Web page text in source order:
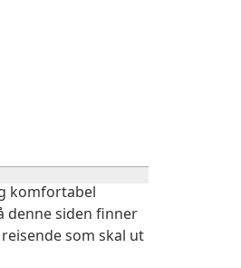
komfortabel
denne siden finner
som skal ut